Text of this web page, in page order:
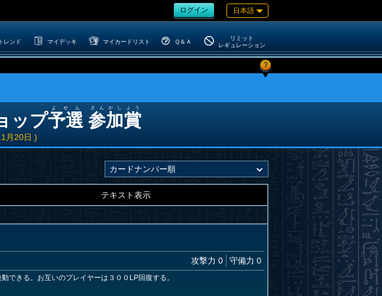
ログイン 日本語
トレンド マイデッキ マイカードリスト Ｑ＆Ａ
リミット
レギュレーション
?
ップ予選
よせん
参加賞
さんかしょう
( 公開日 : 2021年11月20日 )
テキスト表示
攻撃力 0 守備力 0
できる。お互いのプレイヤーは３００LP回復する。